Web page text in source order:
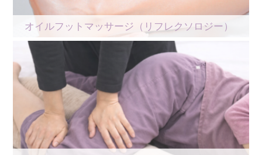
オイルフットマッサージ（リフレクソロジー）